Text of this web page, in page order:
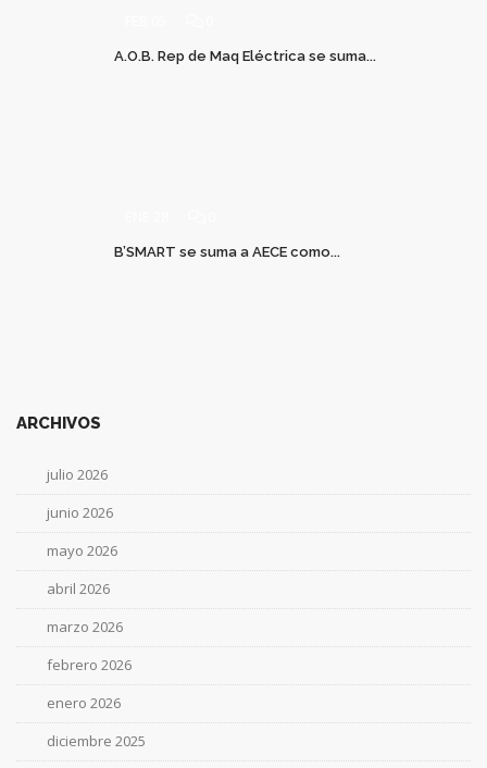
A.O.B. Rep de Maq Eléctrica se suma...
B’SMART se suma a AECE como...
ARCHIVOS
julio 2026
junio 2026
mayo 2026
abril 2026
marzo 2026
febrero 2026
enero 2026
diciembre 2025